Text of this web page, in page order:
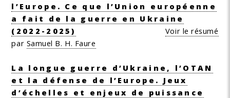
l’Europe. Ce que l’Union européenne
a fait de la guerre en Ukraine
(2022-2025)
Voir le résumé
par Samuel B. H. Faure
La longue guerre d’Ukraine, l’OTAN
et la défense de l’Europe. Jeux
d’échelles et enjeux de puissance